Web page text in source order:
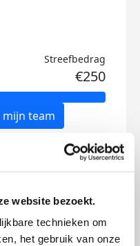
website bezoekt.
technieken om
het gebruik van onze
Streefbedrag
€250
team